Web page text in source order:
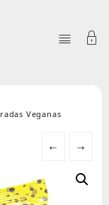
Veganas
← →